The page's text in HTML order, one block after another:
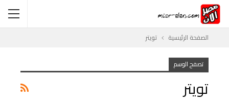
الصفحة الرئيسية تويتر
تصفح الوسم
تويتر